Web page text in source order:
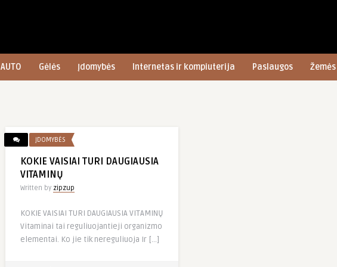
AUTO Gėlės Įdomybės Internetas ir kompiuterija Paslaugos
ĮDOMYBĖS
KOKIE VAISIAI TURI DAUGIAUSIA
VITAMINŲ
Written by zipzup
KOKIE VAISIAI TURI DAUGIAUSIA VITAMINŲ
Vitaminai tai reguliuojantieji organizmo
elementai. Ko jie tik nereguliuoja Ir […]